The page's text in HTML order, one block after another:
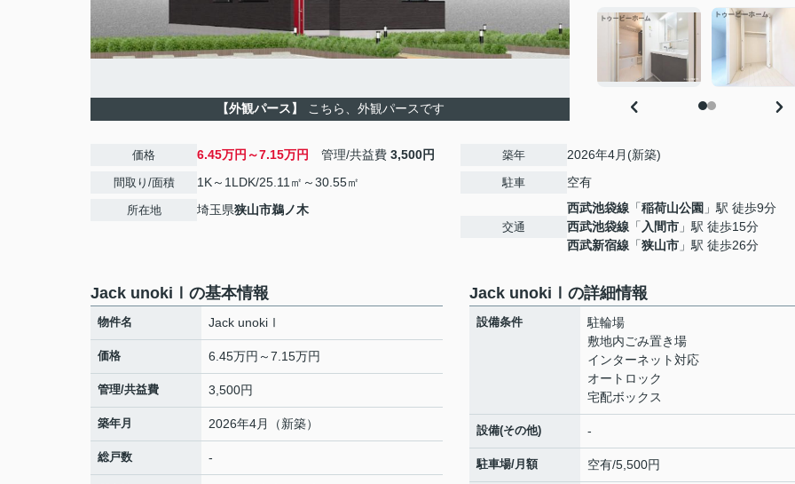
【外観パース】 こちら、外観パースです
価格 6.45万円～7.15万円 管理/共益費 3,500円
間取り/面積 1K～1LDK/25.11㎡～30.55㎡
所在地 埼玉県狭山市鵜ノ木
築年 2026年4月(新築)
駐車 空有
交通
西武池袋線 「稲荷山公園 」駅 徒歩9分
西武池袋線 「 入間市 」駅 徒歩15分
西武新宿線 「狭山市 」駅 徒歩26分
Jack unokiⅠの基本情報
物件名 Jack unokiⅠ
価格 6.45万円～7.15万円
管理/共益費 3,500円
築年月 2026年4月（新築）
総戸数 -
Jack unokiⅠの詳細情報
設備条件
駐輪場
敷地内ごみ置き場
インターネット対応
オートロック
宅配ボックス
設備(その他) -
駐車場/月額 空有/5,500円